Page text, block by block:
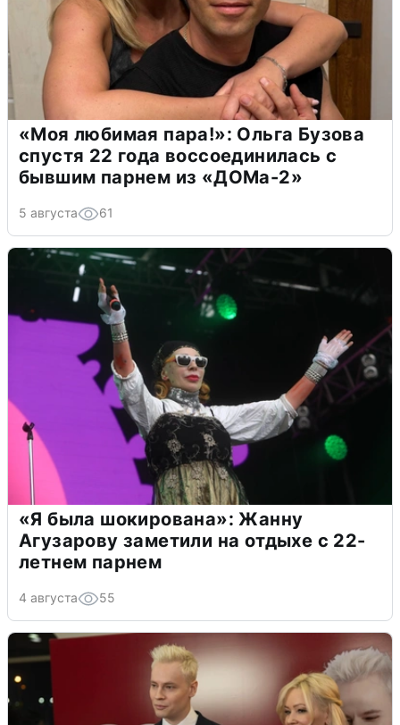
«Моя любимая пара!»: Ольга Бузова
спустя 22 года воссоединилась с
бывшим парнем из «ДОМа-2»
5 августа 61
«Я была шокирована»: Жанну
Агузарову заметили на отдыхе с 22-
летнем парнем
4 августа 55